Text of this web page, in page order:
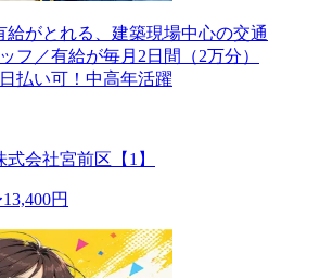
給がとれる、建築現場中心の交通
フ／有給が毎月2日間（2万分）
払い可！中高年活躍
会社宮前区【1】
円